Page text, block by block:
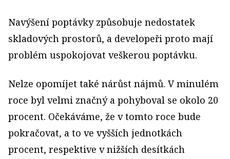
Navýšení poptávky způsobuje nedostatek
skladových prostorů, a developeři proto mají
problém uspokojovat veškerou poptávku.
Nelze opomíjet také nárůst nájmů. V minulém
roce byl velmi značný a pohyboval se okolo 20
procent. Očekáváme, že v tomto roce bude
pokračovat, a to ve vyšších jednotkách
procent, respektive v nižších desítkách